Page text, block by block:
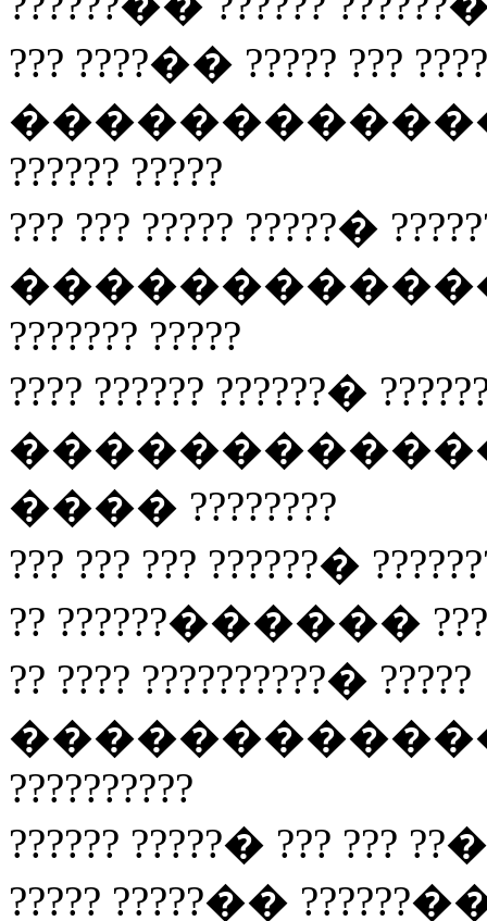
??? ????�� ????? ???
?????? ?????
??? ??? ????? ?????�
??????? ?????
???? ?????? ??????�
���� ????????
??? ??? ???
?? ??????������ ????
?? ???? ??????????� ?????
??????????
?????? ?????� ???
????? ?????�� ??????��